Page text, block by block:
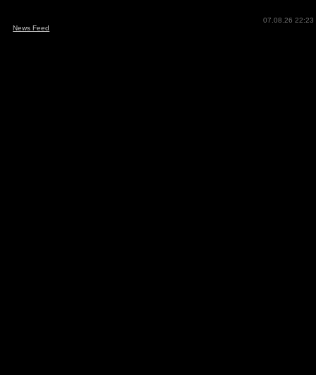
07.08.26 22:23
News Feed